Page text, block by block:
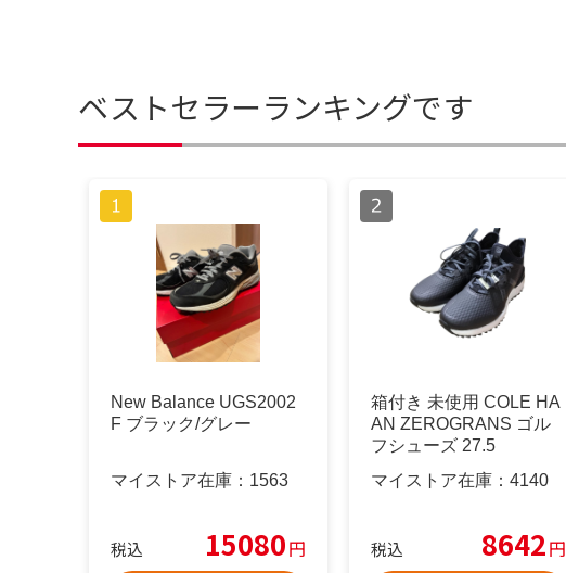
ベストセラーランキングです
New Balance UGS2002
F ブラック/グレー
マイストア在庫： 1563
税込 15080円
箱付き 未使用 COLE HA
AN ZEROGRANS ゴル
フシューズ 27.5
マイストア在庫： 4140
税込 8642円